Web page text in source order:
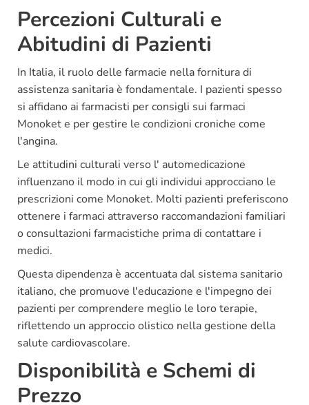
Percezioni Culturali e
Abitudini di Pazienti
In Italia, il ruolo delle farmacie nella fornitura di
assistenza sanitaria è fondamentale. I pazienti spesso
si affidano ai farmacisti per consigli sui farmaci
Monoket e per gestire le condizioni croniche come
l'angina.
Le attitudini culturali verso l' automedicazione
influenzano il modo in cui gli individui approcciano le
prescrizioni come Monoket. Molti pazienti preferiscono
ottenere i farmaci attraverso raccomandazioni familiari
o consultazioni farmacistiche prima di contattare i
medici.
Questa dipendenza è accentuata dal sistema sanitario
italiano, che promuove l'educazione e l'impegno dei
pazienti per comprendere meglio le loro terapie,
riflettendo un approccio olistico nella gestione della
salute cardiovascolare.
Disponibilità e Schemi di
Prezzo